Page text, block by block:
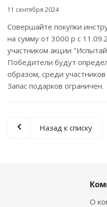
11 сентября 2024
Совершайте покупки
на сумму от 3000 р с
участником акции
Победители будут
образом, среди участников
Запас подарков ограничен.
Назад к списку
О